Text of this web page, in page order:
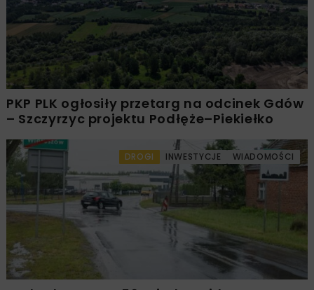
PKP PLK ogłosiły przetarg na odcinek Gdów
– Szczyrzyc projektu Podłęże–Piekiełko
DROGI INWESTYCJE WIADOMOŚCI